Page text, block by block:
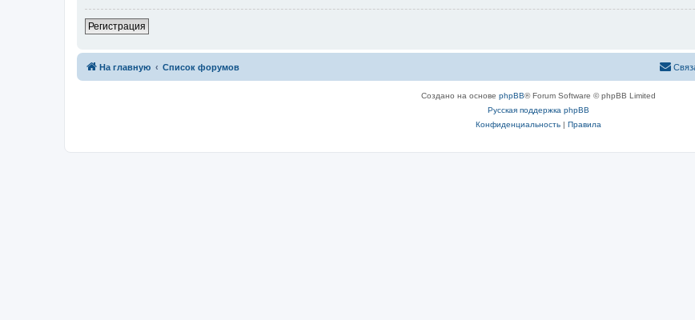
Регистрация
На главную Список форумов
Создано на основе phpBB® Forum Software © phpBB Limited
Русская поддержка phpBB
Конфиденциальность| Правила